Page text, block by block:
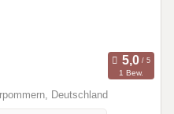
1 Bew.
Deutschland